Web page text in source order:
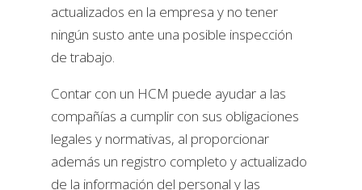
actualizados en la empresa y no tener
ningún susto ante una posible inspección
de trabajo.
Contar con un HCM puede ayudar a las
compañías a cumplir con sus obligaciones
legales y normativas, al proporcionar
además un registro completo y actualizado
de la información del personal y las